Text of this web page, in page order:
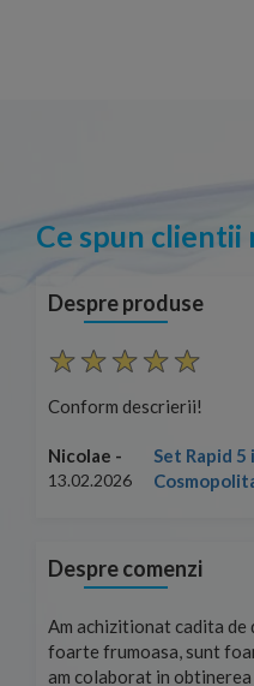
Ce spun clientii
Despre produse
Conform descrierii!
Nicolae -
13.02.2026
Set Rapid
Despre comenzi
Am achizitionat cadita de
foarte frumoasa, sunt
am colaborat in